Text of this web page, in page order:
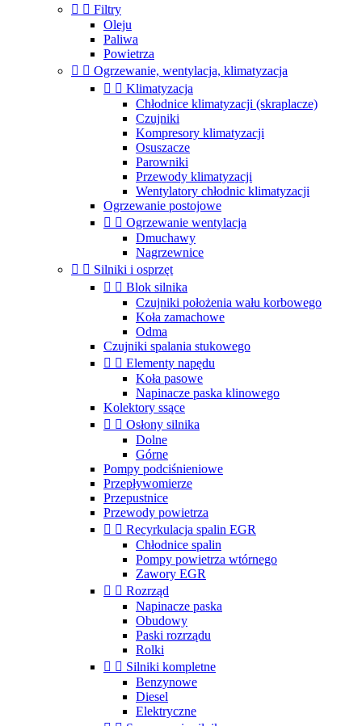
  Filtry
Oleju
Paliwa
Powietrza
  Ogrzewanie, wentylacja, klimatyzacja
  Klimatyzacja
Chłodnice klimatyzacji (skraplacze)
Czujniki
Kompresory klimatyzacji
Osuszacze
Parowniki
Przewody klimatyzacji
Wentylatory chłodnic klimatyzacji
Ogrzewanie postojowe
  Ogrzewanie wentylacja
Dmuchawy
Nagrzewnice
  Silniki i osprzęt
  Blok silnika
Czujniki położenia wału korbowego
Koła zamachowe
Odma
Czujniki spalania stukowego
  Elementy napędu
Koła pasowe
Napinacze paska klinowego
Kolektory ssące
  Osłony silnika
Dolne
Górne
Pompy podciśnieniowe
Przepływomierze
Przepustnice
Przewody powietrza
  Recyrkulacja spalin EGR
Chłodnice spalin
Pompy powietrza wtórnego
Zawory EGR
  Rozrząd
Napinacze paska
Obudowy
Paski rozrządu
Rolki
  Silniki kompletne
Benzynowe
Diesel
Elektryczne